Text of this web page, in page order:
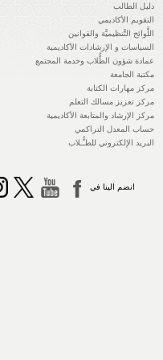
دليل الطالب
التقويم الأكاديمي
اللَّوائح التَّنظيميَّة والقوانين
السياسات و الإرشادات الأكاديمية
عمادة شؤون الطُّلاب وخدمة المجتمع
مكتبة الجامعة
مركز مهارات الكتابة
مركز تعزيز مسالك التعلم
مركز الإرشاد والمتابعة الأكاديمية
حساب المعدل التراكمي
البريد الإلكتروني للطـُّـلاب
انضم الينا في